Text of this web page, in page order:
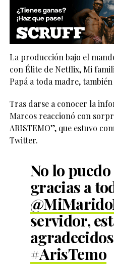
La producción bajo el
con Élite de Netflix, Mi
Papá a toda madre, también
Tras darse a conocer la
Marcos reaccionó con
ARISTEMO”, que estuvo
Twitter.
No lo
gracias a
servidor,
#ArisTemo